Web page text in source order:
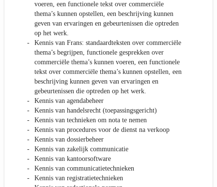
voeren, een functionele tekst over commerciële
thema’s kunnen opstellen, een beschrijving kunnen
geven van ervaringen en gebeurtenissen die optreden
op het werk.
Kennis van Frans: standaardteksten over commerciële
thema’s begrijpen, functionele gesprekken over
commerciële thema’s kunnen voeren, een functionele
tekst over commerciële thema’s kunnen opstellen, een
beschrijving kunnen geven van ervaringen en
gebeurtenissen die optreden op het werk.
Kennis van agendabeheer
Kennis van handelsrecht (toepassingsgericht)
Kennis van technieken om nota te nemen
Kennis van procedures voor de dienst na verkoop
Kennis van dossierbeheer
Kennis van zakelijk communicatie
Kennis van kantoorsoftware
Kennis van communicatietechnieken
Kennis van registratietechnieken